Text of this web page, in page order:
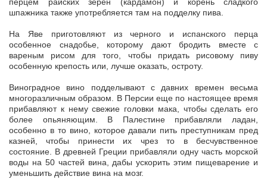
перцем райских зерен (кардамон) и корень сладкого
шпажника также употребляется там на подделку пива.
На Яве приготовляют из черного и испанского перца
особенное снадобье, которому дают бродить вместе с
вареным рисом для того, чтобы придать рисовому пиву
особенную крепость или, лучше оказать, остроту.
Виноградное вино подделывают с давних времен весьма
многоразличным образом. В Персии еще по настоящее время
прибавляют к нему свежие головки мака, чтобы сделать его
более опьяняющим. В Палестине прибавляли ладан,
особенно в то вино, которое давали пить преступникам пред
казней, чтобы принести их чрез то в бесчувственное
состояние. В древней Греции прибавляли одну часть морской
воды на 50 частей вина, дабы ускорить этим пищеварение и
уменьшить действие вина на мозг.